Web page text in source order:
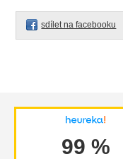
sdílet na facebooku
99 %